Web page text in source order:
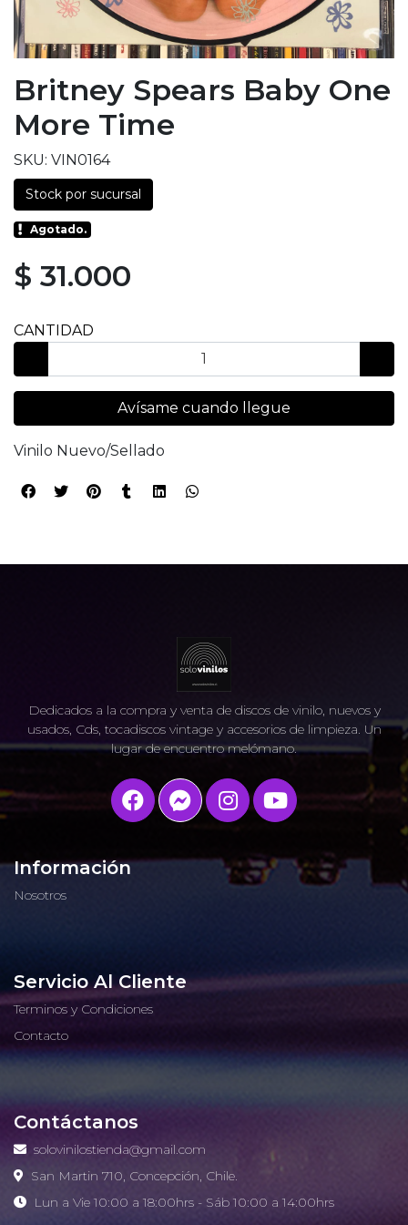
Britney Spears Baby One
More Time
SKU: VIN0164
Stock por sucursal
Agotado.
$ 31.000
CANTIDAD
Avísame cuando llegue
Vinilo Nuevo/Sellado
Dedicados a la compra y venta de discos de vinilo, nuevos y
usados, Cds, tocadiscos vintage y accesorios de limpieza. Un
lugar de encuentro melómano.
Información
Nosotros
Servicio Al Cliente
Terminos y Condiciones
Contacto
Contáctanos
solovinilostienda@gmail.com
San Martin 710, Concepción, Chile.
Lun a Vie 10:00 a 18:00hrs - Sáb 10:00 a 14:00hrs